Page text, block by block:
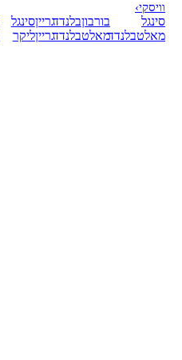
וויסקי›
סינגל
מאלטבלנדד
בורבוןבלנדד
מאלטבלנדד
גרייןסינגל
גרייןליקר